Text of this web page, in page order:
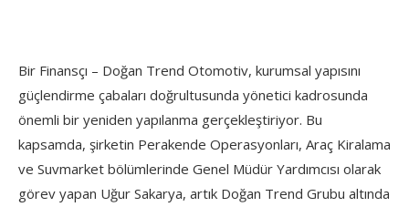
Bir Finansçı – Doğan Trend Otomotiv, kurumsal yapısını
güçlendirme çabaları doğrultusunda yönetici kadrosunda
önemli bir yeniden yapılanma gerçekleştiriyor. Bu
kapsamda, şirketin Perakende Operasyonları, Araç Kiralama
ve Suvmarket bölümlerinde Genel Müdür Yardımcısı olarak
görev yapan Uğur Sakarya, artık Doğan Trend Grubu altında